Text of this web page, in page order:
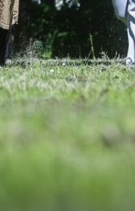
lebdi na
kulisa otkrila